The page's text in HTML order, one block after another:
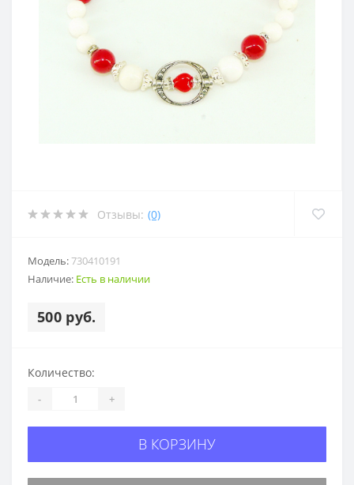
Отзывы: (0)
Модель:730410191
Наличие: Есть в наличии
500 руб.
Количество:
- +
В КОРЗИНУ